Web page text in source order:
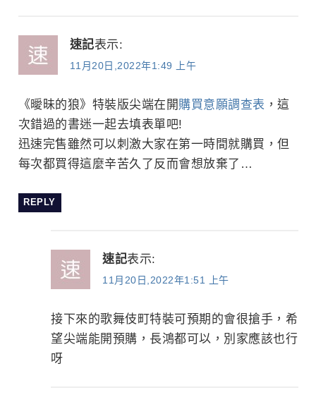
速記表示:
11月20日,2022年1:49 上午
《曖昧的狼》特裝版尖端在開購買意願調查表 ，這
次錯過的書迷一起去填表單吧!
迅速完售雖然可以刺激大家在第一時間就購買，但
每次都買得這麼辛苦久了反而會想放棄了…
REPLY
速記表示:
11月20日,2022年1:51 上午
接下來的歌舞伎町特裝可預期的會很搶手，希
望尖端能開預購，長鴻都可以，別家應該也行
呀